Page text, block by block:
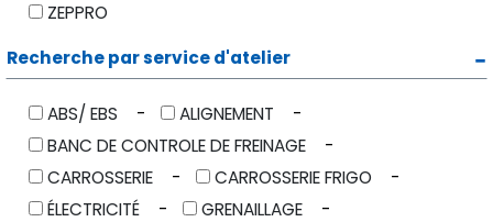
ZEPPRO
Recherche par service d'atelier
ABS/ EBS
ALIGNEMENT
BANC DE CONTROLE DE FREINAGE
CARROSSERIE
CARROSSERIE FRIGO
ÉLECTRICITÉ
GRENAILLAGE